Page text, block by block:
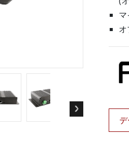
グレード
More
AI コンピ
エッジ AI モビ
エッジ AIパネ
エッジ AI コ